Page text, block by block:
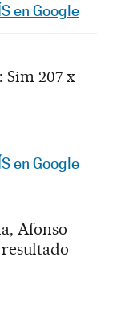
en Google
: Sim 207 x
en Google
Afonso